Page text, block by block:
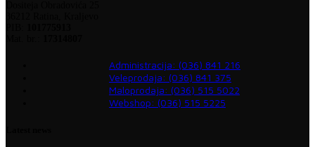
Administracija: (036) 841 216
Veleprodaja: (036) 841 375
Maloprodaja: (036) 515 5022
Webshop: (036) 515 5225